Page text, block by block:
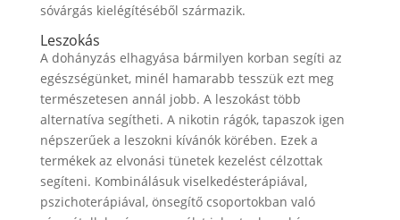
sóvárgás kielégítéséből származik.
Leszokás
A dohányzás elhagyása bármilyen korban segíti az
egészségünket, minél hamarabb tesszük ezt meg
természetesen annál jobb. A leszokást több
alternatíva segítheti. A nikotin rágók, tapaszok igen
népszerűek a leszokni kívánók körében. Ezek a
termékek az elvonási tünetek kezelést célzottak
segíteni. Kombinálásuk viselkedésterápiával,
pszichoterápiával, önsegítő csoportokban való